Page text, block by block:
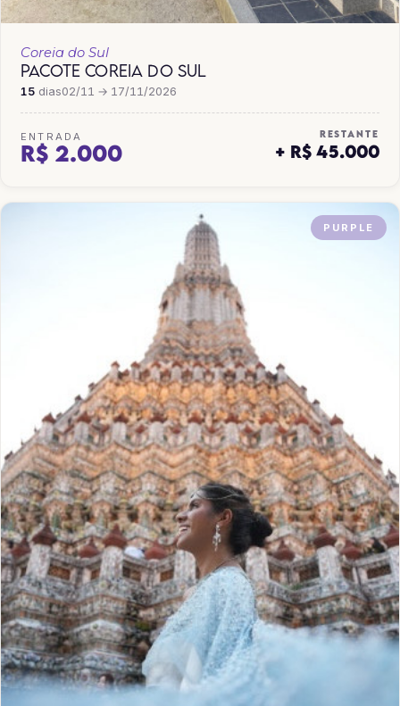
Coreia do Sul
PACOTE COREIA DO SUL
15 dias02/11 → 17/11/2026
ENTRADA
R$ 2.000
RESTANTE
+ R$ 45.000
PURPLE